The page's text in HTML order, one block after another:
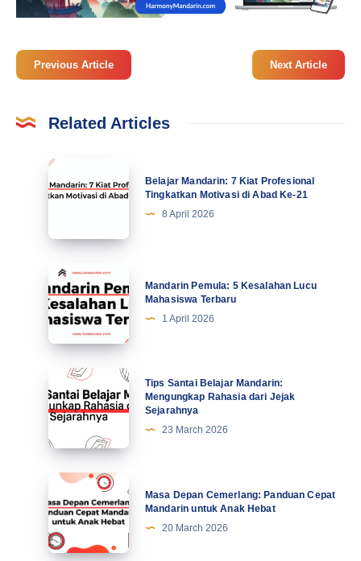
Previous Article Next Article
Related Articles
Belajar
Mandarin:
Profesional
Tingkatkan
Motivasi
di
Abad
Ke-
Belajar Mandarin: 7 Kiat Profesional
Tingkatkan Motivasi di Abad Ke-21
8 April 2026
Mandarin
Pemula:
5
Kesalahan
Lucu
Mahasiswa
Terbaru
Mandarin Pemula: 5 Kesalahan Lucu
Mahasiswa Terbaru
1 April 2026
Tips
Santai
Belajar
Mandarin:
Mengungkap
Rahasia
dari
Jejak
Sejarahnya
Tips Santai Belajar Mandarin:
Mengungkap Rahasia dari Jejak
Sejarahnya
23 March 2026
Masa
Depan
Cemerlang:
Panduan
Masa Depan Cemerlang: Panduan Cepat
Mandarin untuk Anak Hebat
20 March 2026